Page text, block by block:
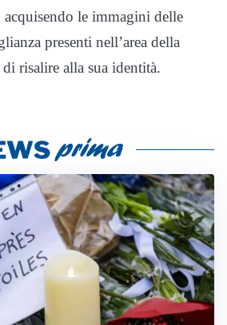
le immagini delle
presenti nell’area della
di risalire alla sua identità.